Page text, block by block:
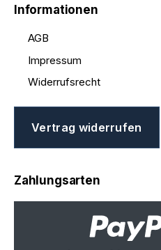
Informationen
AGB
Impressum
Widerrufsrecht
Vertrag widerrufen
Zahlungsarten